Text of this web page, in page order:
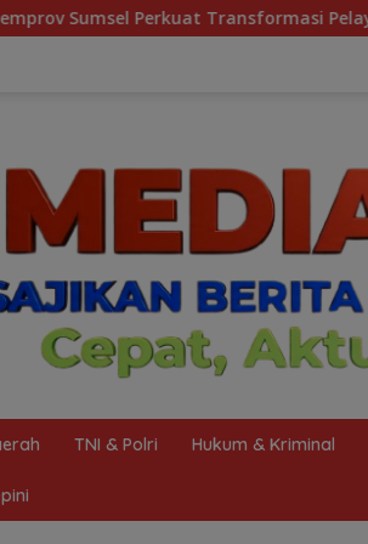
Pelayanan BPKB Polda Sumsel
TNI & Polri Hukum & Kriminal